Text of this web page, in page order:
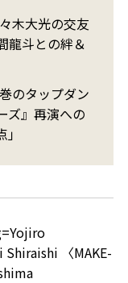
木大光の交友
龍斗との絆＆
のタップダン
ズ』再演への
〈MAKE-